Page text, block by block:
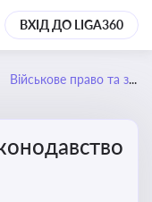
ВХІД ДО LIGA360
Військове право та законодавство